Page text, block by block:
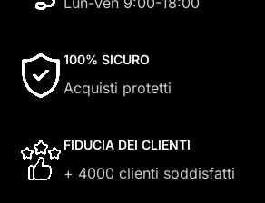
100% SICURO
Acquisti protetti
FIDUCIA DEI CLIENTI
+ 4000 clienti soddisfatti